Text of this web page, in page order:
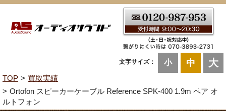
文字サイズ： 小 中 大
TOP
買取実績
Ortofon スピーカーケーブル Reference SPK-400 1.9m ペア オ
ルトフォン